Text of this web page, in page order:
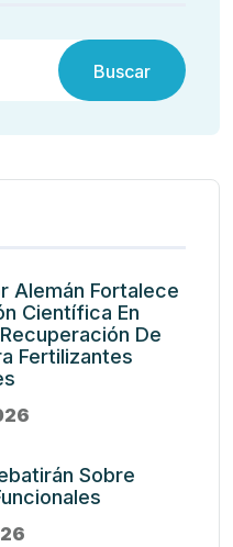
Buscar
Alemán Fortalece
Científica En
De
Fertilizantes
Sobre